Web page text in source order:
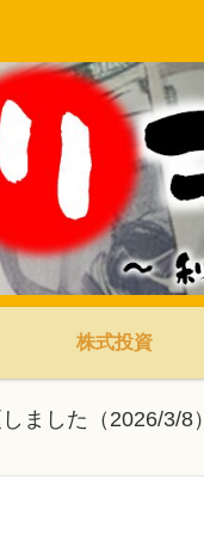
株式投資
ました（2026/3/8）